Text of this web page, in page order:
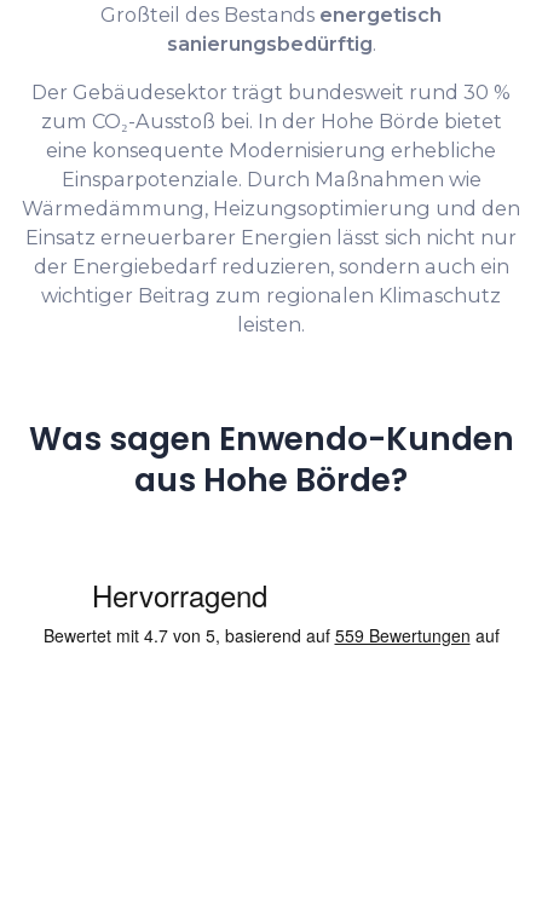
Großteil des Bestands energetisch
sanierungsbedürftig.
Der Gebäudesektor trägt bundesweit rund 30 %
zum CO₂-Ausstoß bei. In der Hohe Börde bietet
eine konsequente Modernisierung erhebliche
Einsparpotenziale. Durch Maßnahmen wie
Wärmedämmung, Heizungsoptimierung und den
Einsatz erneuerbarer Energien lässt sich nicht nur
der Energiebedarf reduzieren, sondern auch ein
wichtiger Beitrag zum regionalen Klimaschutz
leisten.
Was sagen Enwendo-Kunden
aus Hohe Börde?